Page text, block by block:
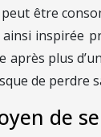
être
inspirée
après plus
de perdre
de